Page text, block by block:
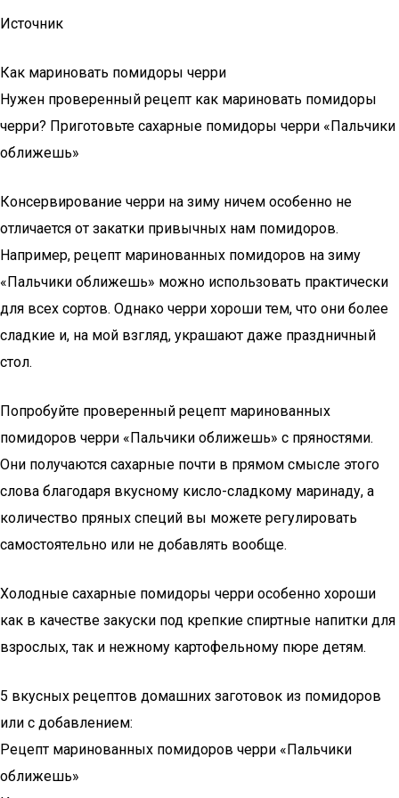
Источник
Как мариновать помидоры черри
Нужен проверенный рецепт как мариновать помидоры
черри? Приготовьте сахарные помидоры черри «Пальчики
оближешь»
Консервирование черри на зиму ничем особенно не
отличается от закатки привычных нам помидоров.
Например, рецепт маринованных помидоров на зиму
«Пальчики оближешь» можно использовать практически
для всех сортов. Однако черри хороши тем, что они более
сладкие и, на мой взгляд, украшают даже праздничный
стол.
Попробуйте проверенный рецепт маринованных
помидоров черри «Пальчики оближешь» с пряностями.
Они получаются сахарные почти в прямом смысле этого
слова благодаря вкусному кисло-сладкому маринаду, а
количество пряных специй вы можете регулировать
самостоятельно или не добавлять вообще.
Холодные сахарные помидоры черри особенно хороши
как в качестве закуски под крепкие спиртные напитки для
взрослых, так и нежному картофельному пюре детям.
5 вкусных рецептов домашних заготовок из помидоров
или с добавлением:
Рецепт маринованных помидоров черри «Пальчики
оближешь»